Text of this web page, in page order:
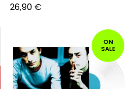
26,90 €
ON
SALE